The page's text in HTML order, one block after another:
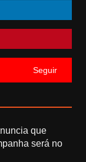
Seguir
que
será no